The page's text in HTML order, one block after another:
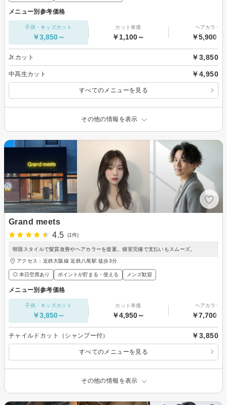
メニュー別参考価格
子供・キッズカット
￥3,850～
カット単価
￥1,100～
ヘアカラー
￥5,900～
Jr.カット ￥3,850
中高生カット ￥4,950
すべてのメニューを見る
その他の情報を表示
Grand meets
4.5
(1件)
韓国スタイルで髪質改善やヘアカラーを提案。個室完備で支払いもスムーズ。
アクセス：近鉄大阪線 近鉄八尾駅 徒歩3分
◎ 本日空席あり ポイントが貯まる・使える メンズ歓迎
メニュー別参考価格
子供・キッズカット
￥3,850～
カット単価
￥4,950～
ヘアカラー
￥7,700～
チャイルドカット（シャンプー付） ￥3,850
すべてのメニューを見る
その他の情報を表示